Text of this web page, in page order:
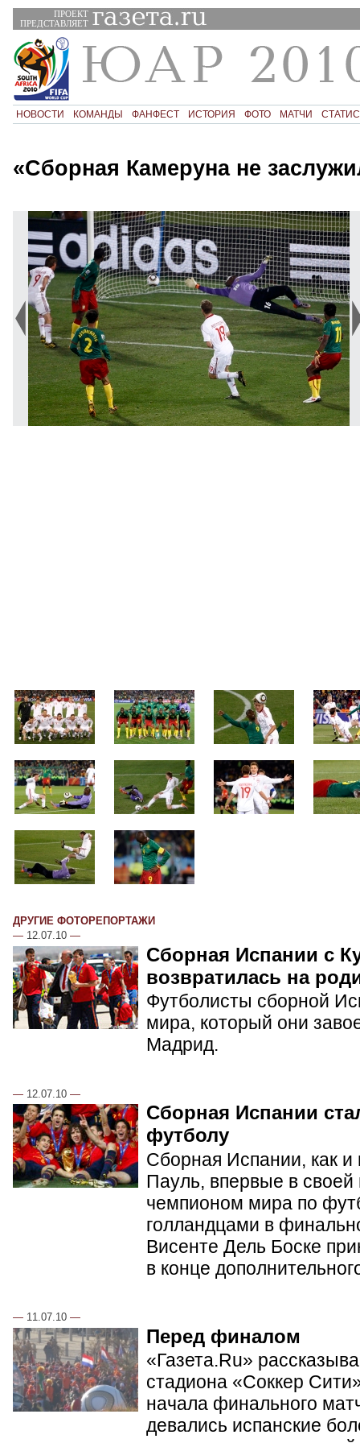
ПРОЕКТ
ПРЕДСТАВЛЯЕТ
НОВОСТИ КОМАНДЫ ФАНФЕСТ ИСТОРИЯ ФОТО МАТЧИ
«Сборная Камеруна не
ДРУГИЕ ФОТОРЕПОРТАЖИ
— 12.07.10 —
Сборная Испании с
возвратилась на
Футболисты сборной
мира, который они
Мадрид.
— 12.07.10 —
Сборная Испании
футболу
Сборная Испании, как и
Пауль, впервые в своей
чемпионом мира по
голландцами в
Висенте Дель Боске
в конце
— 11.07.10 —
Перед финалом
«Газета.Ru»
стадиона «Соккер
начала финального
девались испанские